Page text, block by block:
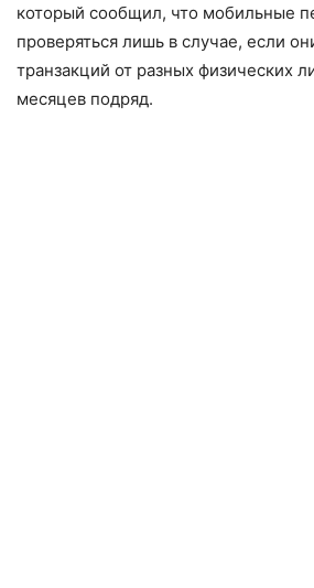
который сообщил, что мобильные
проверяться лишь в случае, если
транзакций от разных физических
месяцев подряд.